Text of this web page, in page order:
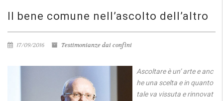
Il bene comune nell’ascolto dell’altro
17/09/2016 Testimonianze dai confini
Ascoltare è un’ arte e anc
he una scelta e in quanto
tale va vissuta e rinnovat